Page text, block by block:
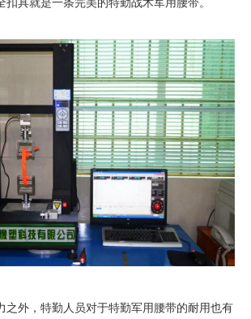
扣具就是一条完美的特勤战术军用腰带。
外，特勤人员对于特勤军用腰带的耐用也有